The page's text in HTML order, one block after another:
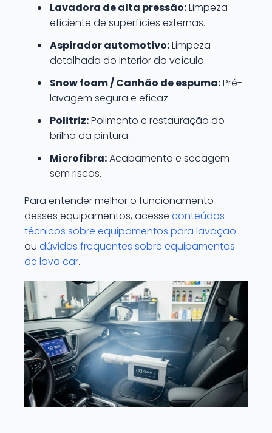
Lavadora de alta pressão:Limpeza
eficiente de superfícies externas.
Aspirador automotivo:Limpeza
detalhada do interior do veículo.
Snow foam / Canhão de espuma:Pré-
lavagem segura e eficaz.
Politriz:Polimento e restauração do
brilho da pintura.
Microfibra:Acabamento e secagem
sem riscos.
Para entender melhor o funcionamento
desses equipamentos, acesse conteúdos
técnicos sobre equipamentos para lavação
ou dúvidas frequentes sobre equipamentos
de lava car.